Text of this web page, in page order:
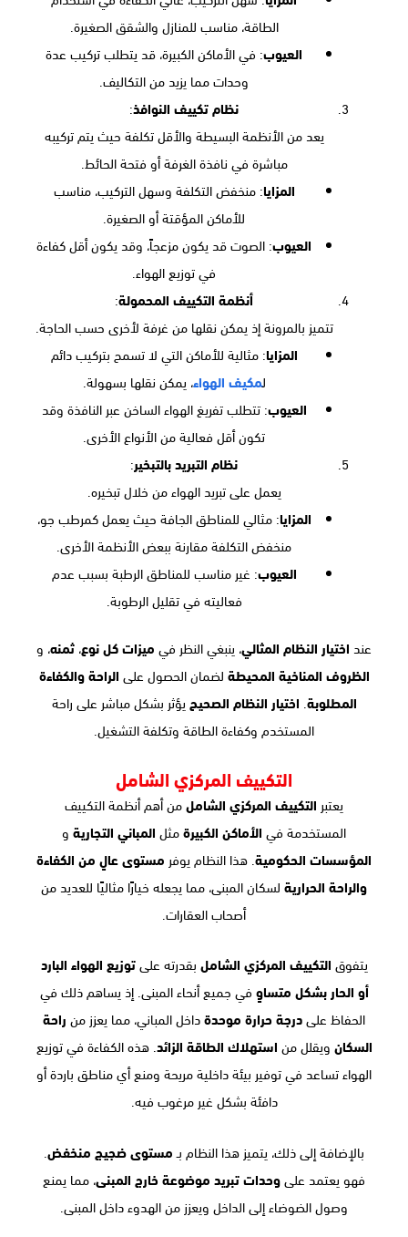
الطاقة، مناسب للمنازل والشقق الصغيرة.
العيوب: في الأماكن الكبيرة، قد يتطلب تركيب عدة
وحدات مما يزيد من التكاليف.
نظام تكييف النوافذ:
يعد من الأنظمة البسيطة والأقل تكلفة حيث يتم تركيبه
مباشرة في نافذة الغرفة أو فتحة الحائط.
المزايا: منخفض التكلفة وسهل التركيب، مناسب
للأماكن المؤقتة أو الصغيرة.
العيوب: الصوت قد يكون مزعجاً، وقد يكون أقل كفاءة
في توزيع الهواء.
أنظمة التكييف المحمولة:
تتميز بالمرونة إذ يمكن نقلها من غرفة لأخرى حسب الحاجة.
المزايا: مثالية للأماكن التي لا تسمح بتركيب دائم
لمكيف الهواء، يمكن نقلها بسهولة.
العيوب: تتطلب تفريغ الهواء الساخن عبر النافذة وقد
تكون أقل فعالية من الأنواع الأخرى.
نظام التبريد بالتبخير:
يعمل على تبريد الهواء من خلال تبخيره.
المزايا: مثالي للمناطق الجافة حيث يعمل كمرطب جو،
منخفض التكلفة مقارنة ببعض الأنظمة الأخرى.
العيوب: غير مناسب للمناطق الرطبة بسبب عدم
فعاليته في تقليل الرطوبة.
عند اختيار النظام المثالي، ينبغي النظر في ميزات كل نوع، ثمنه، و
الظروف المناخية المحيطة لضمان الحصول على الراحة والكفاءة
المطلوبة اختيار النظام الصحيح يؤثر بشكل مباشر على راحة
المستخدم وكفاءة الطاقة وتكلفة التشغيل.
التكييف المركزي الشامل
يعتبر التكييف المركزي الشاملمن أهم أنظمة التكييف
المستخدمة في الأماكن الكبيرةمثل المباني التجارية و
المؤسسات الحكومية . هذا النظام يوفر مستوى عالٍ من الكفاءة
والراحة الحرارية لسكان المبنى، مما يجعله خيارًا مثاليًا للعديد من
أصحاب العقارات.
يتفوق التكييف المركزي الشامل بقدرته علىتوزيع الهواء البارد
أو الحار بشكل متساوٍ في جميع أنحاء المبنى. إذ يساهم ذلك في
الحفاظ علىدرجة حرارة موحدةداخل المباني، مما يعزز من راحة
السكان ويقلل من استهلاك الطاقة الزائد . هذه الكفاءة في توزيع
الهواء تساعد في توفير بيئة داخلية مريحة ومنع أي مناطق باردة أو
دافئة بشكل غير مرغوب فيه.
بالإضافة إلى ذلك، يتميز هذا النظام بـ مستوى ضجيج منخفض
فهو يعتمد علىوحدات تبريد موضوعة خارج المبنى، مما يمنع
وصول الضوضاء إلى الداخل ويعزز من الهدوء داخل المبنى.